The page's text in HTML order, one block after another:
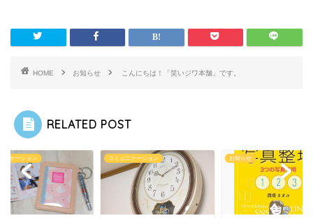
HOME お知らせ こんにちは！「笑いジワ本舗」です。
RELATED POST
ニケーション コミュニケーション お知らせ